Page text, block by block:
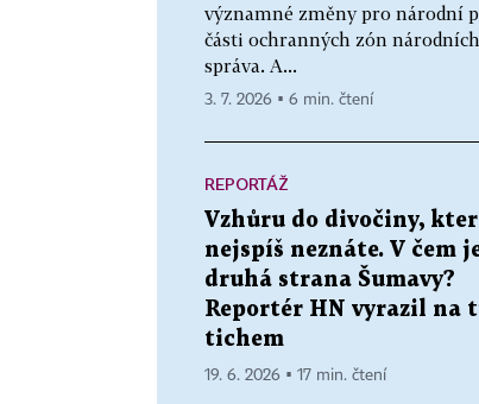
významné změny pro národní
části ochranných zón
správa. A...
3. 7. 2026 ▪ 6 min. čtení
REPORTÁŽ
Vzhůru do divočiny,
nejspíš neznáte. V čem
druhá strana Šumavy?
Reportér HN vyrazil na
tichem
19. 6. 2026 ▪ 17 min. čtení